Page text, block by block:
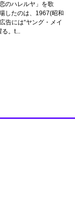
のハレルヤ」を歌
したのは、1967(昭和
告には“ヤング・メイ
る。t...